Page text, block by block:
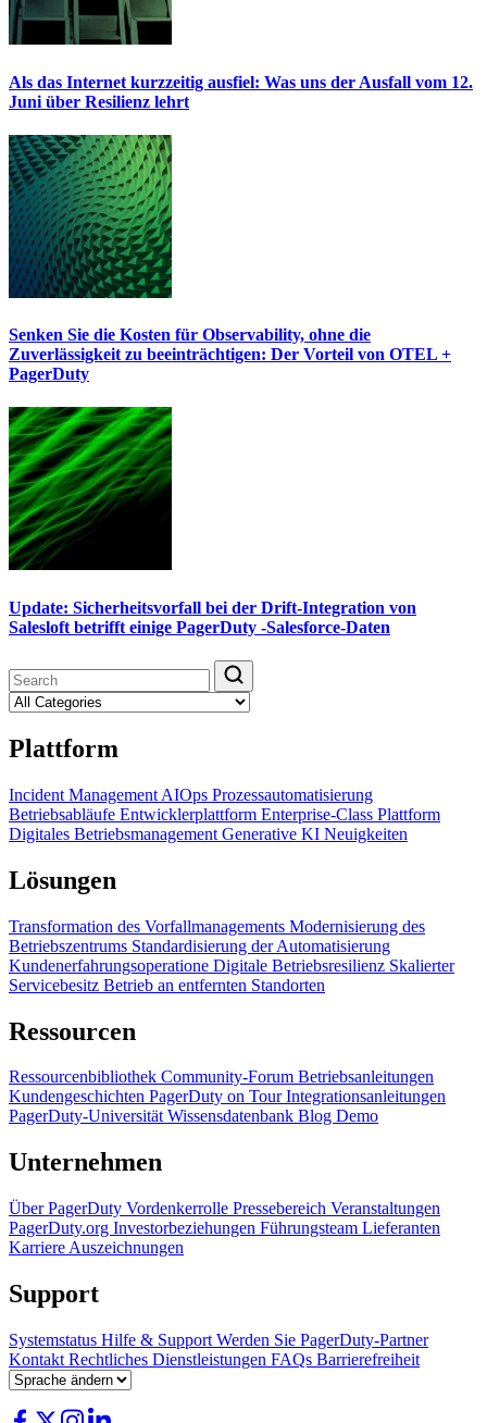
Als das Internet kurzzeitig ausfiel: Was uns der Ausfall vom 12.
Juni über Resilienz lehrt
Senken Sie die Kosten für Observability, ohne die
Zuverlässigkeit zu beeinträchtigen: Der Vorteil von OTEL +
PagerDuty
Update: Sicherheitsvorfall bei der Drift-Integration von
Salesloft betrifft einige PagerDuty -Salesforce-Daten
Plattform
Incident Management AIOps Prozessautomatisierung
Betriebsabläufe Entwicklerplattform Enterprise-Class Plattform
Digitales Betriebsmanagement Generative KI Neuigkeiten
Lösungen
Transformation des Vorfallmanagements Modernisierung des
Betriebszentrums Standardisierung der Automatisierung
Kundenerfahrungsoperatione Digitale Betriebsresilienz Skalierter
Servicebesitz Betrieb an entfernten Standorten
Ressourcen
Ressourcenbibliothek Community-Forum Betriebsanleitungen
Kundengeschichten PagerDuty on TourIntegrationsanleitungen
PagerDuty-UniversitätWissensdatenbank Blog Demo
Unternehmen
Über PagerDuty Vordenkerrolle Pressebereich Veranstaltungen
PagerDuty.org Investorbeziehungen Führungsteam Lieferanten
Karriere Auszeichnungen
Support
Systemstatus Hilfe & Support Werden Sie PagerDuty-Partner
Kontakt Rechtliches Dienstleistungen FAQs Barrierefreiheit